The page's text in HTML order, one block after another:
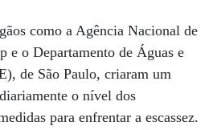
como a Agência Nacional de
e o Departamento de Águas e
de São Paulo, criaram um
o nível dos
para enfrentar a escassez.